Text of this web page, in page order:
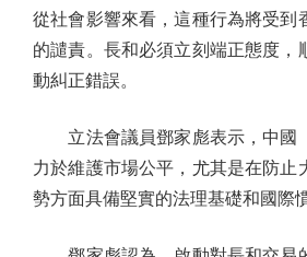
從社會影響來看，這種行為將受到
的譴責。長和必須立刻端正態度，
動糾正錯誤。
立法會議員鄧家彪表示，中國
力於維護市場公平，尤其是在防止
勢方面具備堅實的法理基礎和國際